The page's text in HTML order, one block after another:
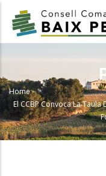
main
Home-
El CCBP Convoca La